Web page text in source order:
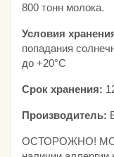
800 тонн молока.
Условия
попадания
до +20°С
Срок хранения:
Производитель:
ОСТОРОЖНО!